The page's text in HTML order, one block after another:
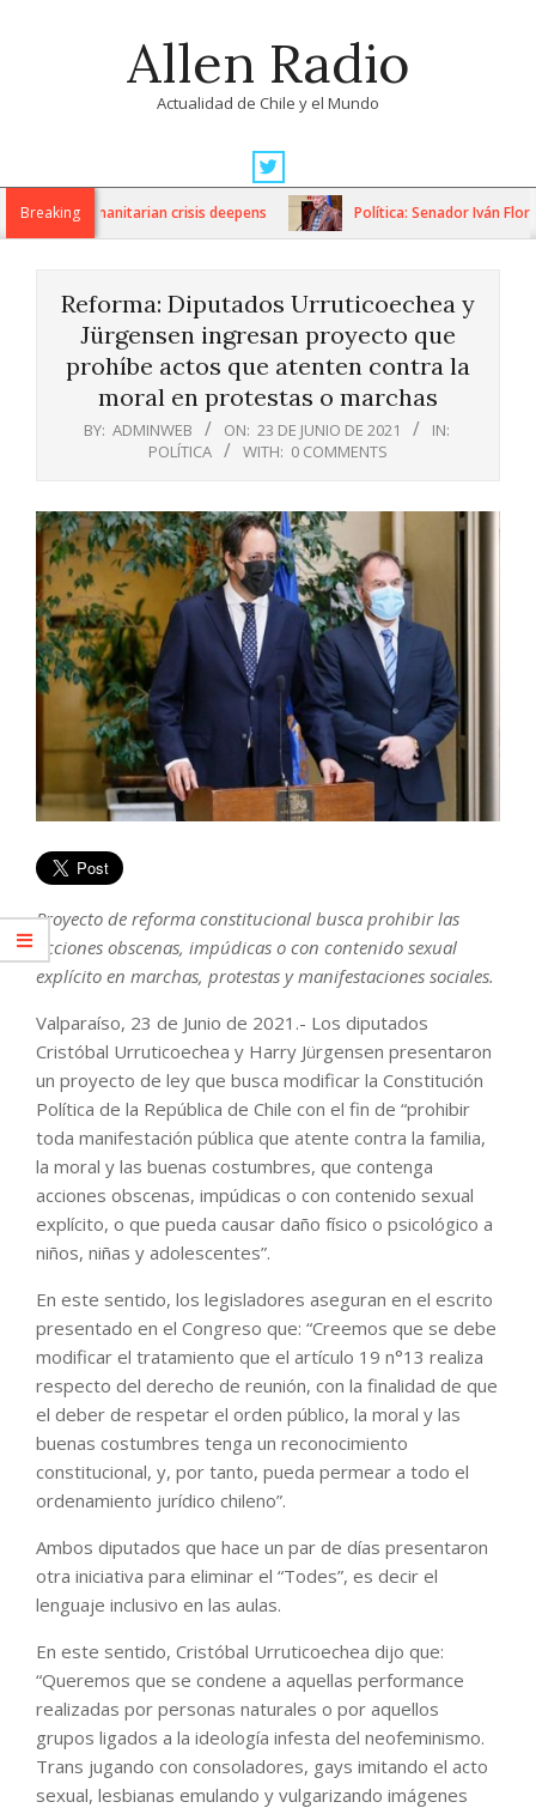
Allen Radio
Actualidad de Chile y el Mundo
Navigation
MenuBreaking
as humanitarian crisis deepens Política: Senador Iván Flores
Reforma: Diputados Urruticoechea y
Jürgensen ingresan proyecto que
prohíbe actos que atenten contra la
moral en protestas o marchas
BY: ADMINWEB ON: 23 DE JUNIO DE 2021
IN:
POLÍTICA
WITH: 0 COMMENTS
Proyecto de reforma constitucional busca prohibir las
acciones obscenas, impúdicas o con contenido sexual
explícito en marchas, protestas y manifestaciones sociales.
Valparaíso, 23 de Junio de 2021.- Los diputados
Cristóbal Urruticoechea y Harry Jürgensen presentaron
un proyecto de ley que busca modificar la Constitución
Política de la República de Chile con el fin de “prohibir
toda manifestación pública que atente contra la familia,
la moral y las buenas costumbres, que contenga
acciones obscenas, impúdicas o con contenido sexual
explícito, o que pueda causar daño físico o psicológico a
niños, niñas y adolescentes”.
En este sentido, los legisladores aseguran en el escrito
presentado en el Congreso que: “Creemos que se debe
modificar el tratamiento que el artículo 19 n°13 realiza
respecto del derecho de reunión, con la finalidad de que
el deber de respetar el orden público, la moral y las
buenas costumbres tenga un reconocimiento
constitucional, y, por tanto, pueda permear a todo el
ordenamiento jurídico chileno”.
Ambos diputados que hace un par de días presentaron
otra iniciativa para eliminar el “Todes”, es decir el
lenguaje inclusivo en las aulas.
En este sentido, Cristóbal Urruticoechea dijo que:
“Queremos que se condene a aquellas performance
realizadas por personas naturales o por aquellos
grupos ligados a la ideología infesta del neofeminismo.
Trans jugando con consoladores, gays imitando el acto
sexual, lesbianas emulando y vulgarizando imágenes